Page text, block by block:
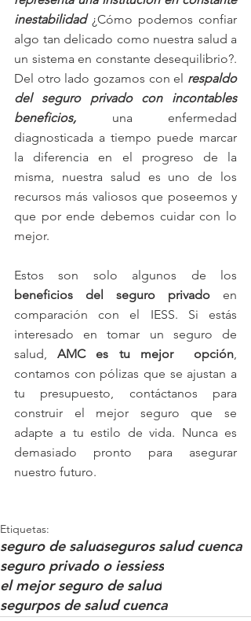
inestabilidad ¿Cómo podemos confiar
algo tan delicado como nuestra salud a
un sistema en constante desequilibrio?.
Del otro lado gozamos con el respaldo
del seguro privado con incontables
beneficios, una enfermedad
diagnosticada a tiempo puede marcar
la diferencia en el progreso de la
misma, nuestra salud es uno de los
recursos más valiosos que poseemos y
que por ende debemos cuidar con lo
mejor.
beneficios del seguro privado en
comparación con el IESS. Si estás
interesado en tomar un seguro de
salud, AMC es tu mejor  opción,
contamos con pólizas que se ajustan a
tu presupuesto, contáctanos para
construir el mejor seguro que se
adapte a tu estilo de vida. Nunca es
demasiado pronto para asegurar
nuestro futuro.
Etiquetas:
seguro de saludseguros salud cuenca
seguro privado o iessiess
el mejor seguro de salud
segurpos de salud cuenca